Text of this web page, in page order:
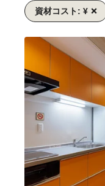
資材コスト: ¥
へ
へ